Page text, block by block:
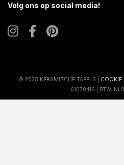
Volg ons op social media!
© 2025 KERAMISCHE TAFELS | COOKIE
61070416 | BTW: